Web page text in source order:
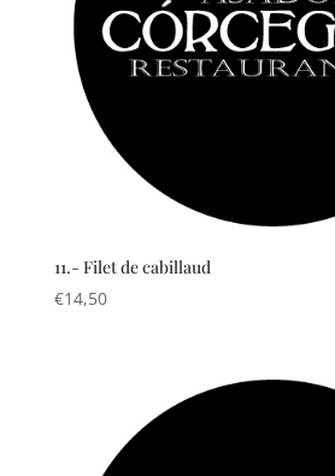
11.- Filet de cabillaud
€14,50